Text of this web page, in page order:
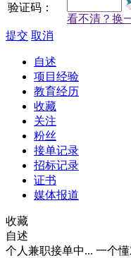
验证码：
看不清？换
提交 取消
自述
项目经验
教育经历
收藏
关注
粉丝
接单记录
招标记录
证书
媒体报道
收藏
自述
个人兼职接单中... 一个